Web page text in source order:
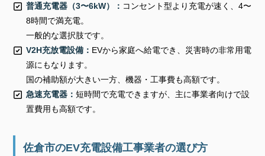
普通充電器（3〜6kW）： コンセント型より充電が速く、4〜
8時間で満充電。
一般的な選択肢です。
V2H充放電設備： EVから家庭へ給電でき、災害時の非常用電
源にもなります。
国の補助額が大きい一方、機器・工事費も高額です。
急速充電器： 短時間で充電できますが、主に事業者向けで設
置費用も高額です。
佐倉市のEV充電設備工事業者の選び方